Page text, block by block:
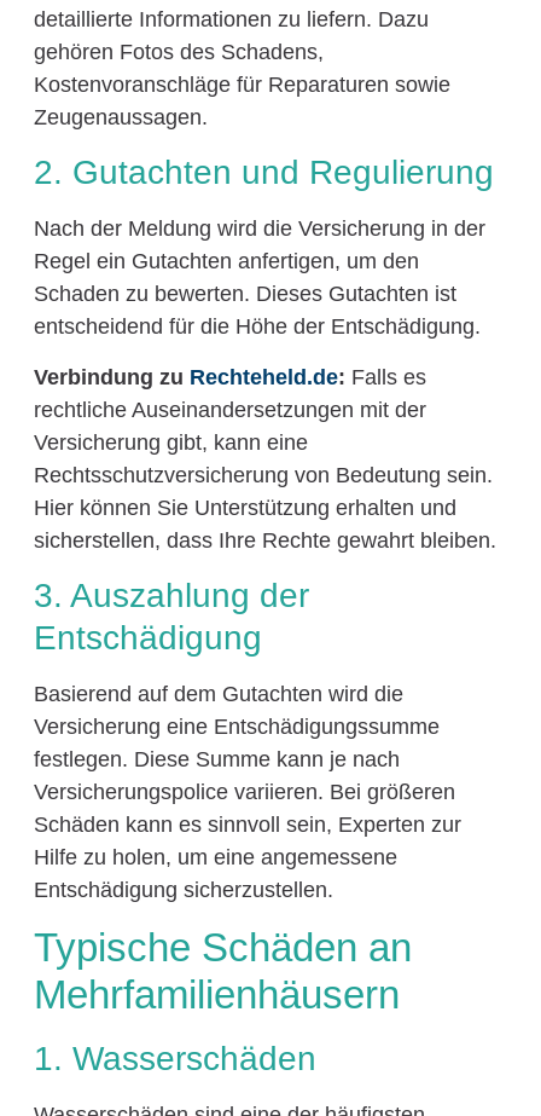
detaillierte Informationen zu liefern. Dazu
gehören Fotos des Schadens,
Kostenvoranschläge für Reparaturen sowie
Zeugenaussagen.
2. Gutachten und Regulierung
Nach der Meldung wird die Versicherung in der
Regel ein Gutachten anfertigen, um den
Schaden zu bewerten. Dieses Gutachten ist
entscheidend für die Höhe der Entschädigung.
Verbindung zu Rechteheld.de: Falls es
rechtliche Auseinandersetzungen mit der
Versicherung gibt, kann eine
Rechtsschutzversicherung von Bedeutung sein.
Hier können Sie Unterstützung erhalten und
sicherstellen, dass Ihre Rechte gewahrt bleiben.
3. Auszahlung der
Entschädigung
Basierend auf dem Gutachten wird die
Versicherung eine Entschädigungssumme
festlegen. Diese Summe kann je nach
Versicherungspolice variieren. Bei größeren
Schäden kann es sinnvoll sein, Experten zur
Hilfe zu holen, um eine angemessene
Entschädigung sicherzustellen.
Typische Schäden an
Mehrfamilienhäusern
1. Wasserschäden